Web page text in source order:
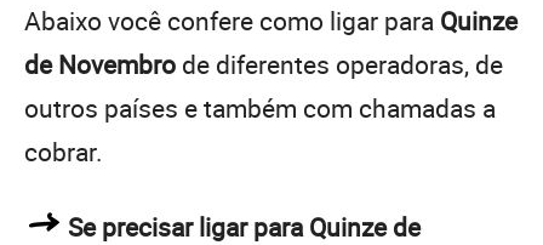
Abaixo você confere como ligar para Quinze
de Novembro de diferentes operadoras, de
outros países e também com chamadas a
cobrar.
Se precisar ligar para Quinze de